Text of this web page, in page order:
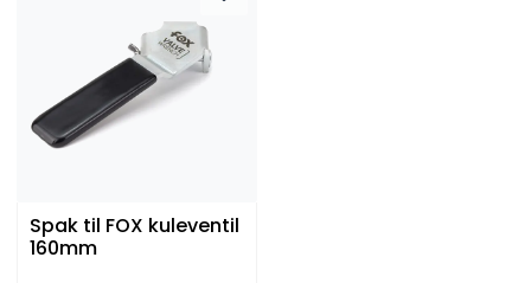
Spak til FOX kuleventil
160mm